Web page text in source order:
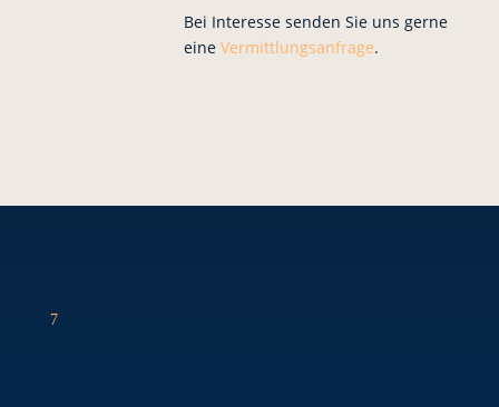
Bei Interesse senden Sie uns gerne
eine Vermittlungsanfrage.
7